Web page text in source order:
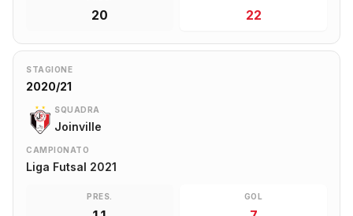
20 22
STAGIONE
2020/21
SQUADRA
Joinville
CAMPIONATO
Liga Futsal 2021
PRES. GOL